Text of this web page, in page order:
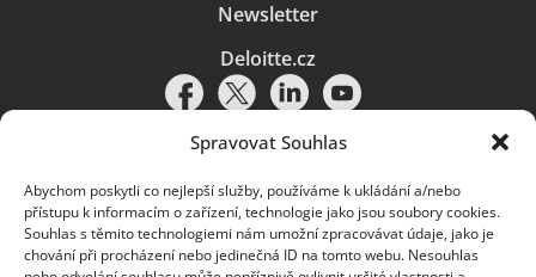
Spravovat Souhlas
Abychom poskytli co nejlepší služby, používáme k ukládání a/nebo
přístupu k informacím o zařízení, technologie jako jsou soubory cookies.
Souhlas s těmito technologiemi nám umožní zpracovávat údaje, jako je
chování při procházení nebo jedinečná ID na tomto webu. Nesouhlas
Newsletter
Deloitte.cz
Pravidla používání|Ochrana osobních údajů|Soubory cookies |
Deloitte.cz
© 2026. Více informací najdete vPravidlech používání.